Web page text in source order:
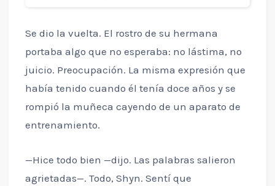
Se dio la vuelta. El rostro de su hermana
portaba algo que no esperaba: no lástima, no
juicio. Preocupación. La misma expresión que
había tenido cuando él tenía doce años y se
rompió la muñeca cayendo de un aparato de
entrenamiento.
—Hice todo bien —dijo. Las palabras salieron
agrietadas—. Todo, Shyn. Sentí que